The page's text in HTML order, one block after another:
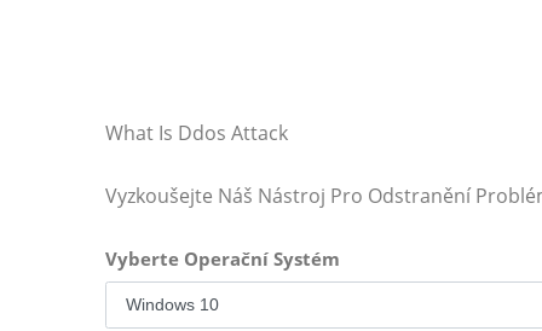
What Is Ddos Attack
Vyzkoušejte Náš Nástroj Pro Odstranění
Vyberte Operační Systém